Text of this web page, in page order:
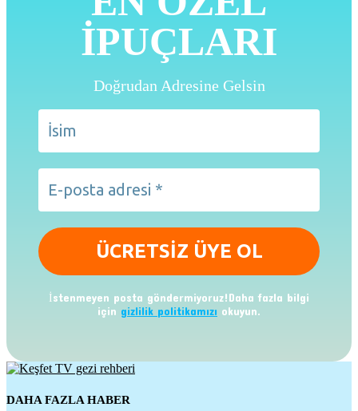
İPUÇLARI
Doğrudan Adresine Gelsin
İstenmeyen posta göndermiyoruz!Daha fazla bilgi
için gizlilik politikamızı okuyun.
DAHA FAZLA HABER